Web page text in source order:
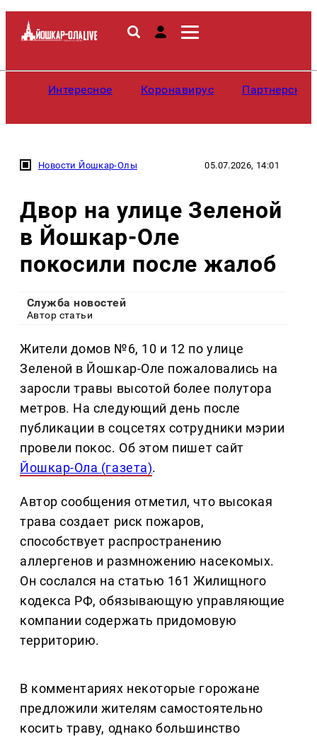
Интересное Коронавирус
Новости Йошкар-Олы 05.07.2026, 14:01
Двор на улице Зеленой
в Йошкар-Оле
покосили после жалоб
Служба новостей
Автор статьи
Жители домов №6, 10 и 12 по улице
Зеленой в Йошкар-Оле пожаловались на
заросли травы высотой более полутора
метров. На следующий день после
публикации в соцсетях сотрудники мэрии
провели покос. Об этом пишет сайт
Йошкар-Ола (газета).
Автор сообщения отметил, что высокая
трава создает риск пожаров,
способствует распространению
аллергенов и размножению насекомых.
Он сослался на статью 161 Жилищного
кодекса РФ, обязывающую управляющие
компании содержать придомовую
территорию.
В комментариях некоторые горожане
предложили жителям самостоятельно
косить траву, однако большинство